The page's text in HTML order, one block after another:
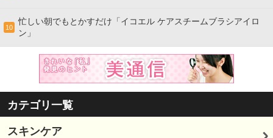
10
忙しい朝でもとかすだけ「イコエル ケアスチームブラシアイロ
ン」
カテゴリ一覧
スキンケア